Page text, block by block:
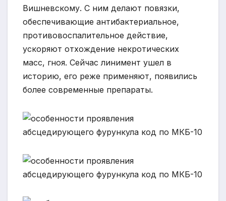
Вишневскому. С ним делают повязки,
обеспечивающие антибактериальное,
противовоспалительное действие,
ускоряют отхождение некротических
масс, гноя. Сейчас линимент ушел в
историю, его реже применяют, появились
более современные препараты.